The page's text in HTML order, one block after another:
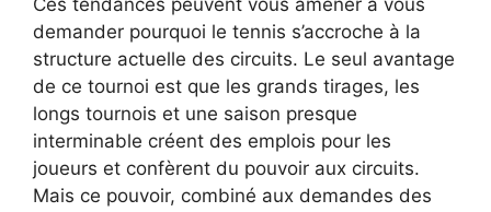
Ces tendances peuvent vous amener à vous
demander pourquoi le tennis s’accroche à la
structure actuelle des circuits. Le seul avantage
de ce tournoi est que les grands tirages, les
longs tournois et une saison presque
interminable créent des emplois pour les
joueurs et confèrent du pouvoir aux circuits.
Mais ce pouvoir, combiné aux demandes des